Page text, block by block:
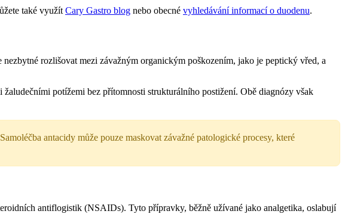
také využít Cary Gastro blog nebo obecné vyhledávání informací o duodenu.
rozlišovat mezi závažným organickým poškozením, jako je peptický vřed, a
potížemi bez přítomnosti strukturálního postižení. Obě diagnózy však
antacidy může pouze maskovat závažné patologické procesy, které
antiflogistik (NSAIDs). Tyto přípravky, běžně užívané jako analgetika, oslabují